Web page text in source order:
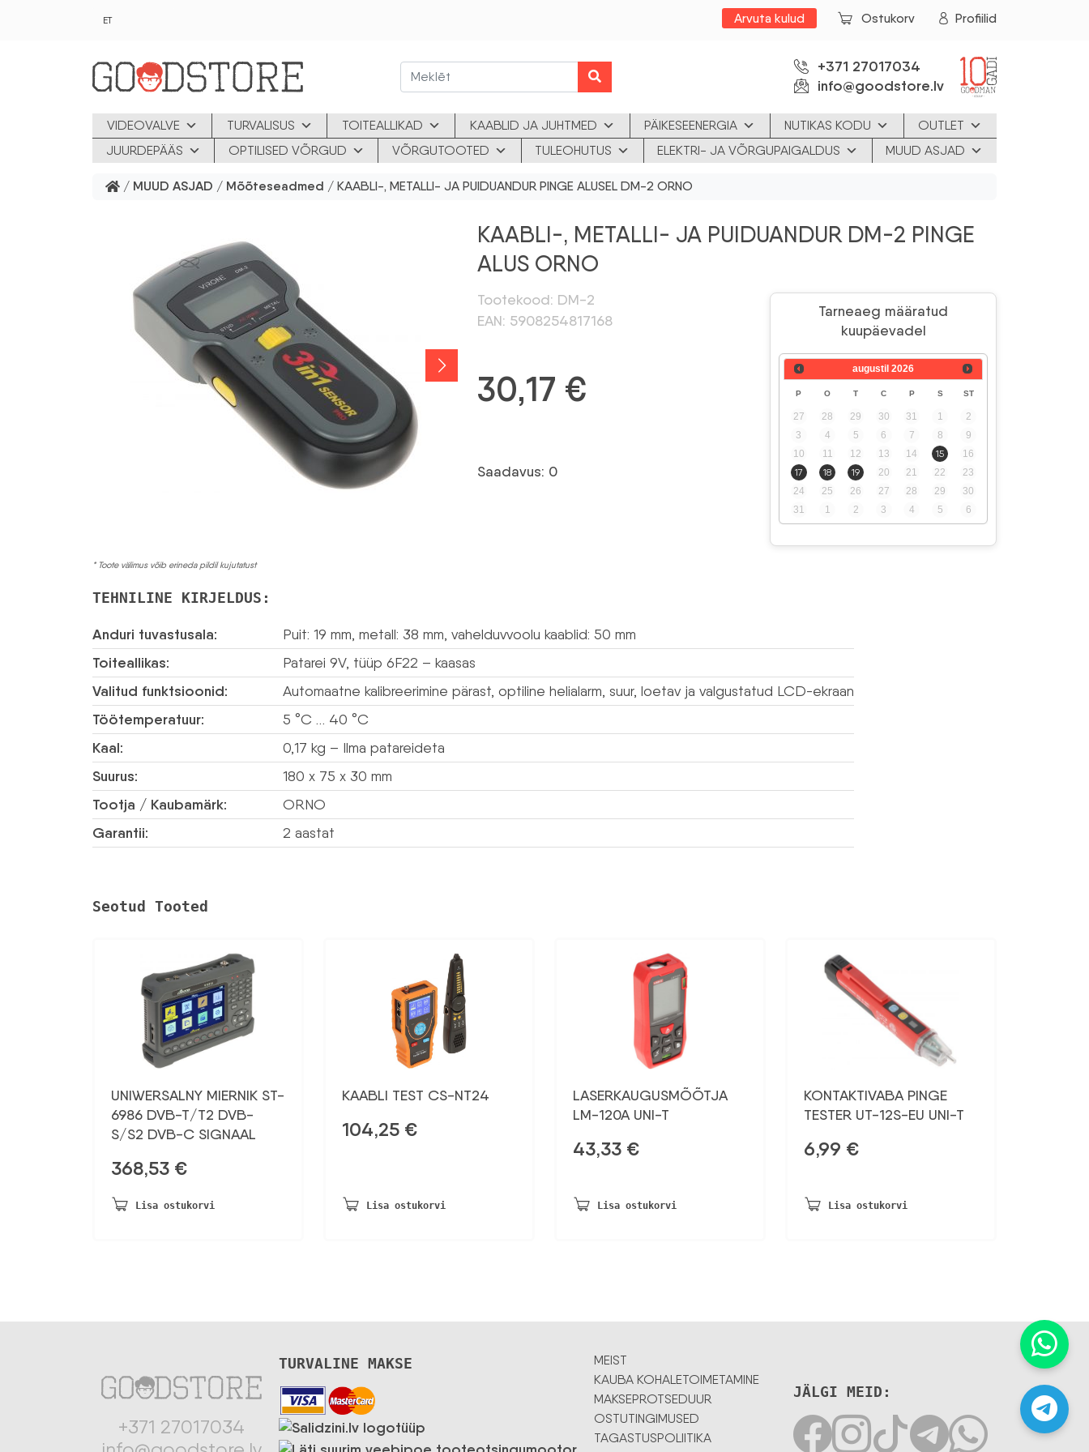
ET Arvuta kulud Ostukorv Profiilid
+371 27017034
info@goodstore.lv
VIDEOVALVE TURVALISUS TOITEALLIKAD KAABLID JA JUHTMED PÄIKESEENERGIA NUTIKAS KODU
OUTLET
JUURDEPÄÄS
OPTILISED VÕRGUD VÕRGUTOOTED TULEOHUTUS ELEKTRI- JA VÕRGUPAIGALDUS MUUD ASJAD
/ MUUD ASJAD / Mõõteseadmed / KAABLI-, METALLI- JA PUIDUANDUR PINGE ALUSEL DM-2 ORNO
* Toote välimus võib erineda pildil kujutatust
KAABLI-, METALLI- JA PUIDUANDUR DM-2 PINGE
ALUS ORNO
Tootekood: DM-2
EAN: 5908254817168
Tarneaeg määratud
kuupäevadel
augustil 2026
P O T C P S ST
27 28 29 30 31 1
2
3
4 5 6 7 8
9
10
11 12 13 14 15
16
17
18 19 20 21 22
23
24
25 26 27 28 29
30
31
1 2 3 4 5 6
30,17 €
Saadavus: 0
TEHNILINE KIRJELDUS:
Anduri tuvastusala: Puit: 19 mm, metall: 38 mm, vahelduvvoolu kaablid: 50 mm
Toiteallikas: Patarei 9V, tüüp 6F22 – kaasas
Valitud funktsioonid: Automaatne kalibreerimine pärast, optiline helialarm, suur, loetav ja valgustatud LCD-ekraan
Töötemperatuur: 5 °C … 40 °C
Kaal: 0,17 kg – Ilma patareideta
Suurus: 180 x 75 x 30 mm
Tootja / Kaubamärk: ORNO
Garantii: 2 aastat
Seotud Tooted
UNIWERSALNY MIERNIK ST-
6986 DVB-T/T2 DVB-
S/S2 DVB-C SIGNAAL
368,53 €
Lisa ostukorvi
KAABLI TEST CS-NT24
104,25 €
Lisa ostukorvi
LASERKAUGUSMÕÕTJA
LM-120A UNI-T
43,33 €
Lisa ostukorvi
KONTAKTIVABA PINGE
TESTER UT-12S-EU UNI-T
6,99 €
Lisa ostukorvi
+371 27017034
TURVALINE MAKSE
MEIST
KAUBA KOHALETOIMETAMINE
MAKSEPROTSEDUUR
OSTUTINGIMUSED
TAGASTUSPOLIITIKA
JÄLGI MEID: